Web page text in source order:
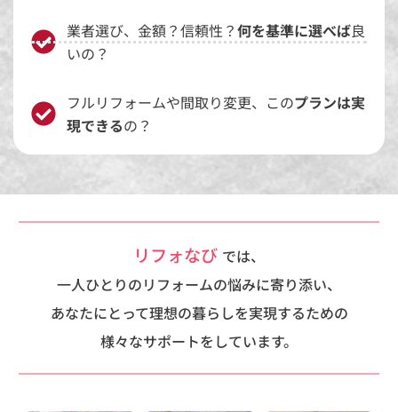
業者選び、金額？信頼性？何を基準に選べば良
いの？
フルリフォームや間取り変更、このプランは実
現できるの？
リフォなび では、
一人ひとりのリフォームの悩みに寄り添い、
あなたにとって理想の暮らしを実現するための
様々なサポートをしています。